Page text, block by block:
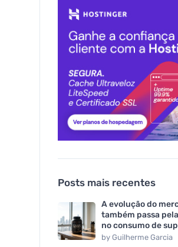
Posts mais recentes
A evolução do
também passa
no consumo de
by Guilherme Garcia